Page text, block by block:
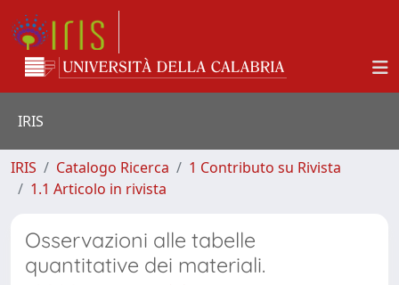
IRIS
IRIS Catalogo Ricerca
1 Contributo su Rivista
1.1 Articolo in rivista
Osservazioni alle tabelle
quantitative dei materiali.